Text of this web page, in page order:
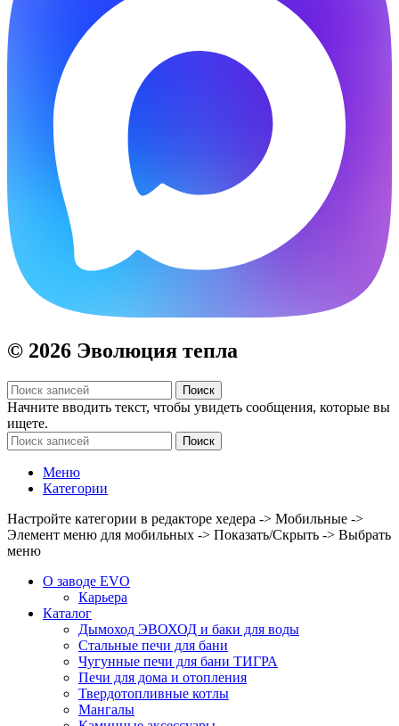
© 2026 Эволюция тепла
Поиск
Начните вводить текст, чтобы увидеть сообщения, которые вы
ищете.
Поиск
Меню
Категории
Настройте категории в редакторе хедера -> Мобильные ->
Элемент меню для мобильных -> Показать/Скрыть -> Выбрать
меню
О заводе EVO
Карьера
Каталог
Дымоход ЭВОХОД и баки для воды
Стальные печи для бани
Чугунные печи для бани ТИГРА
Печи для дома и отопления
Твердотопливные котлы
Мангалы